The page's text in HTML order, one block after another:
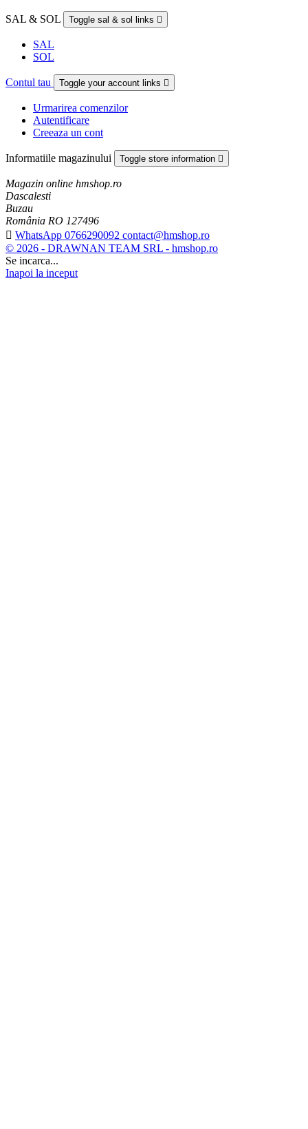
SAL & SOL Toggle sal & sol links 
SAL
SOL
Contul tau Toggle your account links 
Urmarirea comenzilor
Autentificare
Creeaza un cont
Informatiile magazinului Toggle store information 
Magazin online hmshop.ro
Dascalesti
Buzau
România RO 127496
 WhatsApp 0766290092 contact@hmshop.ro
© 2026 - DRAWNAN TEAM SRL - hmshop.ro
Se incarca...
Inapoi la inceput